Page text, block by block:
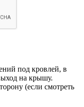
под кровлей, в
на крышу.
(если смотреть